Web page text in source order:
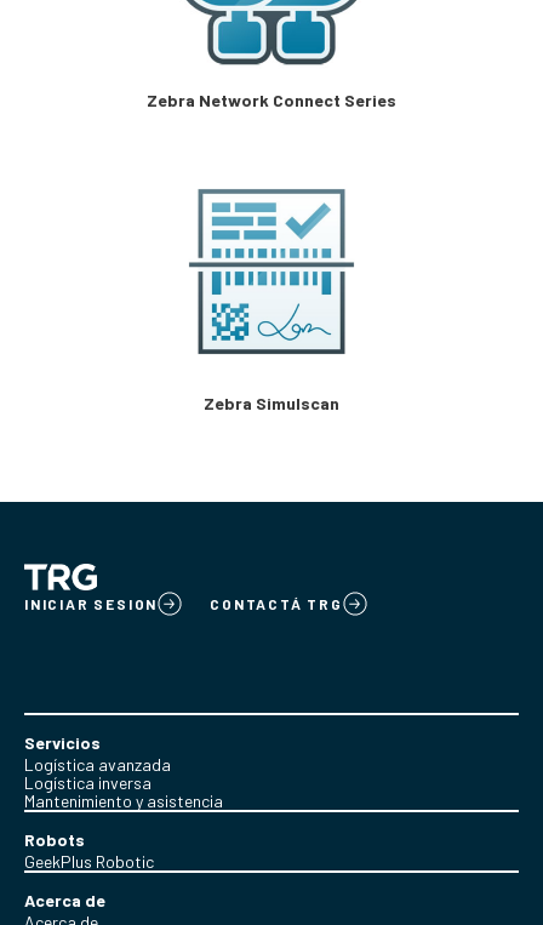
Zebra Network Connect Series
Zebra Simulscan
INICIAR SESION CONTACTÁ TRG
Servicios
Logística avanzada
Logística inversa
Mantenimiento y asistencia
Robots
GeekPlus Robotic
Acerca de